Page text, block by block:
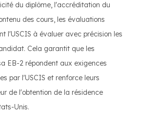
du diplôme, l'accréditation du
des cours, les évaluations
l'USCIS à évaluer avec précision les
Cela garantit que les
EB-2 répondent aux exigences
par l'USCIS et renforce leurs
de l'obtention de la résidence
Unis.